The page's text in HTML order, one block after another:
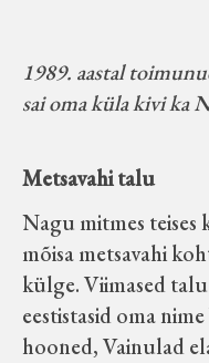
1989. aastal
sai oma küla kivi ka
Metsavahi talu
Nagu mitmes
mõisa metsavahi
külge. Viimased
eestistasid oma
hooned, Vainulad